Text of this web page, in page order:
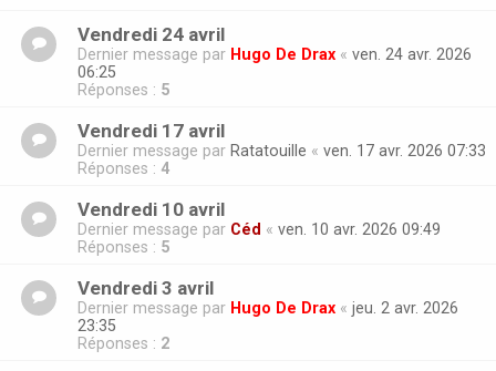
Vendredi 24 avril
Dernier message par Hugo De Drax « ven. 24 avr. 2026
06:25
Réponses : 5
Vendredi 17 avril
Dernier message par Ratatouille « ven. 17 avr. 2026 07:33
Réponses : 4
Vendredi 10 avril
Dernier message par Céd « ven. 10 avr. 2026 09:49
Réponses : 5
Vendredi 3 avril
Dernier message par Hugo De Drax « jeu. 2 avr. 2026
23:35
Réponses : 2